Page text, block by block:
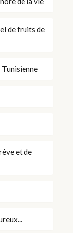
de fruits de
et de